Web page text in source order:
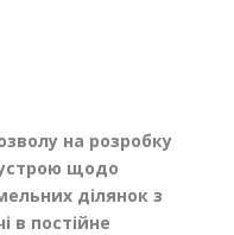
на розробку
щодо
ділянок з
в постійне